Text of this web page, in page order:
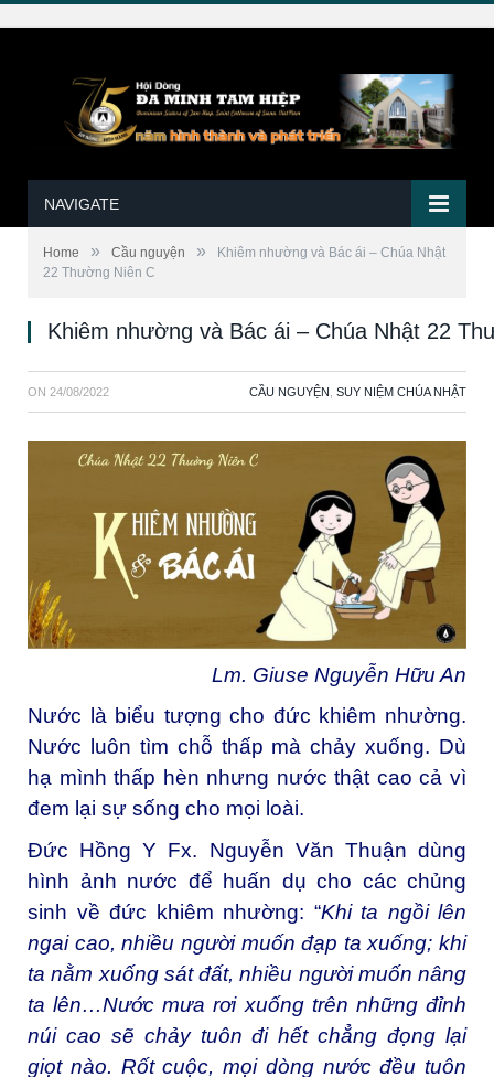
NAVIGATE
Home » Cầu nguyện »
Khiêm nhường và Bác ái – Chúa Nhật
22 Thường Niên C
Khiêm nhường và Bác ái – Chúa Nhật 22
ON 24/08/2022 CẦU NGUYỆN SUY NIỆM CHÚA NHẬT
Lm. Giuse Nguyễn Hữu An
Nước là biểu tượng cho đức khiêm nhường.
Nước luôn tìm chỗ thấp mà chảy xuống. Dù
hạ mình thấp hèn nhưng nước thật cao cả vì
đem lại sự sống cho mọi loài.
Đức Hồng Y Fx. Nguyễn Văn Thuận dùng
hình ảnh nước để huấn dụ cho các chủng
sinh về đức khiêm nhường: “Khi ta ngồi lên
ngai cao, nhiều người muốn đạp ta xuống; khi
ta nằm xuống sát đất, nhiều người muốn nâng
ta lên…Nước mưa rơi xuống trên những đỉnh
núi cao sẽ chảy tuôn đi hết chẳng đọng lại
giọt nào. Rốt cuộc, mọi dòng nước đều tuôn